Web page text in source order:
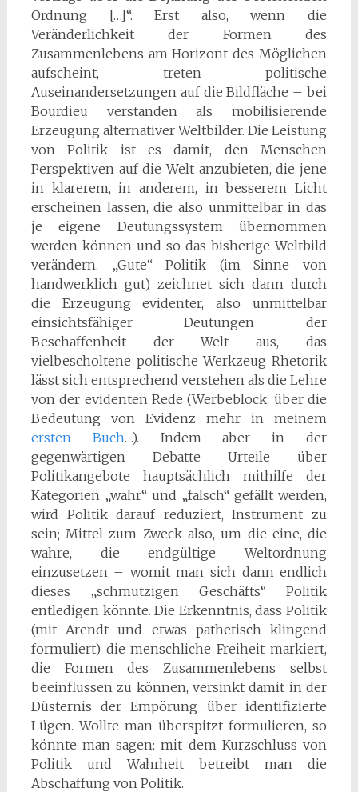
Ordnung […]“. Erst also, wenn die
Veränderlichkeit der Formen des
Zusammenlebens am Horizont des Möglichen
aufscheint, treten politische
Auseinandersetzungen auf die Bildfläche – bei
Bourdieu verstanden als mobilisierende
Erzeugung alternativer Weltbilder. Die Leistung
von Politik ist es damit, den Menschen
Perspektiven auf die Welt anzubieten, die jene
in klarerem, in anderem, in besserem Licht
erscheinen lassen, die also unmittelbar in das
je eigene Deutungssystem übernommen
werden können und so das bisherige Weltbild
verändern. „Gute“ Politik (im Sinne von
handwerklich gut) zeichnet sich dann durch
die Erzeugung evidenter, also unmittelbar
einsichtsfähiger Deutungen der
Beschaffenheit der Welt aus, das
vielbescholtene politische Werkzeug Rhetorik
lässt sich entsprechend verstehen als die Lehre
von der evidenten Rede (Werbeblock: über die
Bedeutung von Evidenz mehr in meinem
ersten Buch…). Indem aber in der
gegenwärtigen Debatte Urteile über
Politikangebote hauptsächlich mithilfe der
Kategorien „wahr“ und „falsch“ gefällt werden,
wird Politik darauf reduziert, Instrument zu
sein; Mittel zum Zweck also, um die eine, die
wahre, die endgültige Weltordnung
einzusetzen – womit man sich dann endlich
dieses „schmutzigen Geschäfts“ Politik
entledigen könnte. Die Erkenntnis, dass Politik
(mit Arendt und etwas pathetisch klingend
formuliert) die menschliche Freiheit markiert,
die Formen des Zusammenlebens selbst
beeinflussen zu können, versinkt damit in der
Düsternis der Empörung über identifizierte
Lügen. Wollte man überspitzt formulieren, so
könnte man sagen: mit dem Kurzschluss von
Politik und Wahrheit betreibt man die
Abschaffung von Politik.